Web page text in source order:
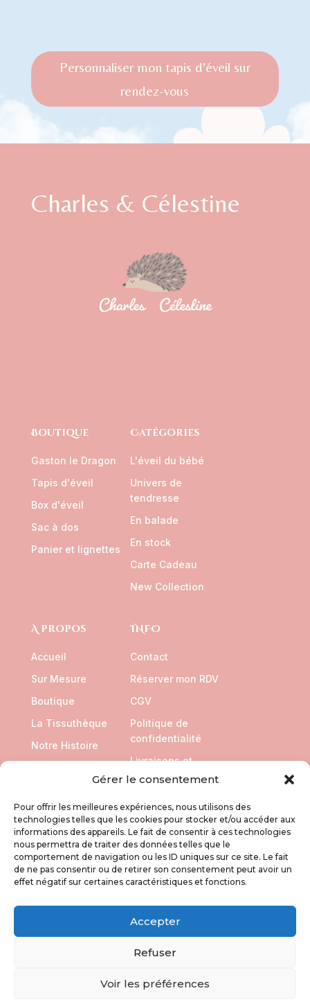
Gérer le consentement
Pour offrir les meilleures expériences, nous utilisons des
technologies telles que les cookies pour stocker et/ou accéder aux
informations des appareils. Le fait de consentir à ces technologies
nous permettra de traiter des données telles que le
comportement de navigation ou les ID uniques sur ce site. Le fait
de ne pas consentir ou de retirer son consentement peut avoir un
effet négatif sur certaines caractéristiques et fonctions.
Accepter
Refuser
Voir les préférences
Personnaliser mon tapis d'éveil sur
rendez-vous
Charles & Célestine
Boutique
Gaston le Dragon
Tapis d'éveil
Box d'éveil
Sac à dos
Panier et lignettes
Catégories
L'éveil du bébé
Univers de
tendresse
En balade
En stock
Carte Cadeau
New Collection
A propos
Accueil
Sur Mesure
Boutique
La Tissuthèque
Notre Histoire
INFO
Contact
Réserver mon RDV
CGV
Politique de
confidentialité
Livraisons et
Retours
SUIVEZ NOUS